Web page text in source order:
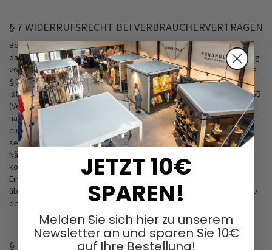
§ 7 WIDERRUFSRECHT BEI VERBRAUCHERVERTRÄGEN
Bei einem zwischen dagmarfischer mode und dem Kunden über
dagmarfischermode.deabgeschlossenen Vertrag über die Lieferung
von Waren handelt es sich um einen Fernabsatzvertrag im Sinne des
§ 312 b Absatz 1 BGB. Dem Kunden, der Verbraucher i.S.d. § 13 BGB
ist, steht nach dem Gesetz ein Widerrufsrecht nach §§ 312d, 355 BGB
(Verbraucherwiderruf bei Fernabsatzgeschäften) zu. Verbraucher
nach § 13 BGB ist jede natürliche Person, die ein Rechtsgeschäft zu
einem Zweck abschließt, der weder ihrer gewerblichen noch ihrer
selbständigen freiberuflichen Tätigkeit zugerechnet werden kann.
Nähere Informationen zu seinem Widerrufsrecht als Verbraucher
können der gesonderten Widerrufsbelehrung entnommen werden.
Eine Widerrufsbelehrung in Textform wird dem Kunden per E-Mail
übersendet. Zur Ausübung des Widerrufsrechts kann sich der Kunde
des Widerruf-Formulars bedienen.
§ 8 SACHMÄNGELGEWÄHRLEISTUNG, GARANTIE
JETZT 10€
SPAREN!
Melden Sie sich hier zu unserem
Newsletter an und sparen Sie 10€
auf Ihre Bestellung!